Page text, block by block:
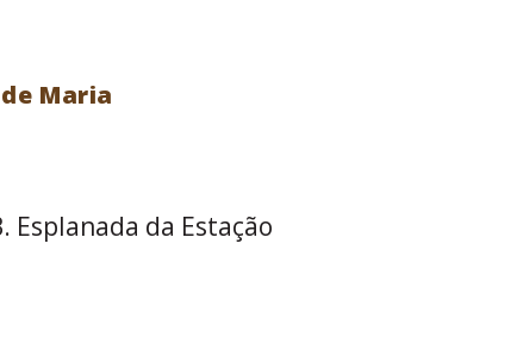
Maria
Esplanada da Estação